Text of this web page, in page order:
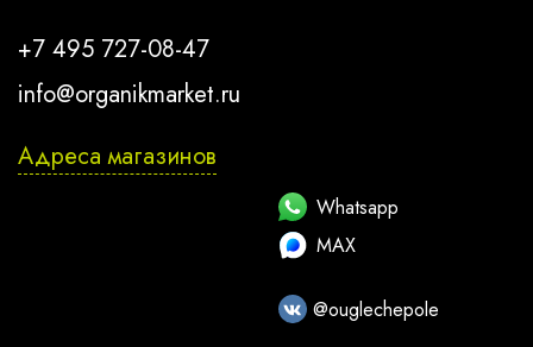
+7 495 727-08-47
info@organikmarket.ru
Адреса магазинов
Whatsapp
MAX
@ouglechepole